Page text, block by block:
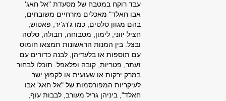
עבד רוקח במטבח של מסעדת "אל חאג'
אבו חאלד" מאכלים מזרחיים משובחים,
בהם מגוון סלטים, כמו ג'רג'יר, פאטוש,
חציל יווני, לימון, מטבוחה, תבולה, סלסה
ובצל. בין המנות הראשונות תמצאו חומוס
עם תוספות או בלעדיהן, לבנה כדורים עם
זעתר, פטריות, קובה ופלאפל. תוכלו לבחור
במרק ירקות או שעועית או לקפוץ ישר
לעיקריות המפורסמות של "אל חאג' אבו
חאלד", ביניהן גריל מעורב, לבבות עוף,